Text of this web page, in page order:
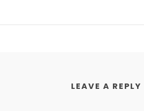
LEAVE A REPLY